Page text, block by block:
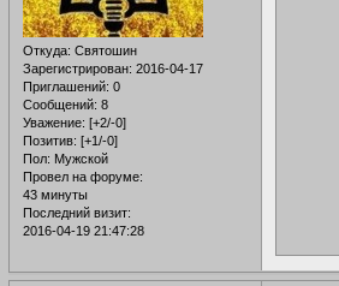
Откуда: Святошин
Зарегистрирован: 2016-04-17
Приглашений: 0
Сообщений: 8
Уважение: [+2/-0]
Позитив: [+1/-0]
Пол: Мужской
Провел на форуме:
43 минуты
Последний визит:
2016-04-19 21:47:28